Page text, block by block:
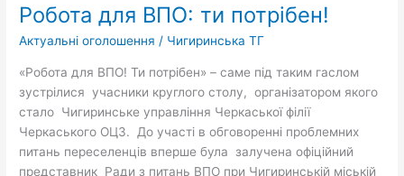
Робота для ВПО: ти потрібен!
Актуальні оголошення / Чигиринська ТГ
«Робота для ВПО! Ти потрібен» – саме під таким гаслом
зустрілися учасники круглого столу, організатором якого
стало Чигиринське управління Черкаської філії
Черкаського ОЦЗ. До участі в обговоренні проблемних
питань переселенців вперше була залучена офіційний
представник Ради з питань ВПО при Чигиринській міській
ВПО:
потрібен!